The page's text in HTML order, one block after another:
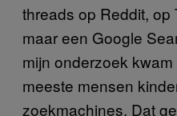
threads op Reddit, op
maar een Google
mijn onderzoek
meeste mensen
zoekmachines. Dat